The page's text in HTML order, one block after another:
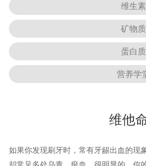
维生素
矿物质
蛋白质
营养学
维他
如果你发现刷牙时，常有牙龈出血的现